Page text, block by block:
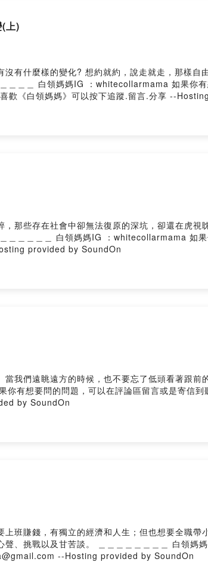
上)
變化? 想約就約，說走就走，那樣自由自在的生活彷彿在上世紀
那些存在社會中卻無法復原的深坑，卻還在虎
provided by SoundOn
遠眺遠方的時候，也不要忘了低頭看著跟前的路。願
by SoundOn
獨立的經濟和人生；但也想要全職帶小孩，好讓孩子得到足夠的照
白領媽媽IG ：whitecollarmama 如果你有想要問的問題，可以在評論區留言或是
寄信到聽眾Q&A信箱 whitecollarmama@gmail.com --Hosting provided by SoundOn